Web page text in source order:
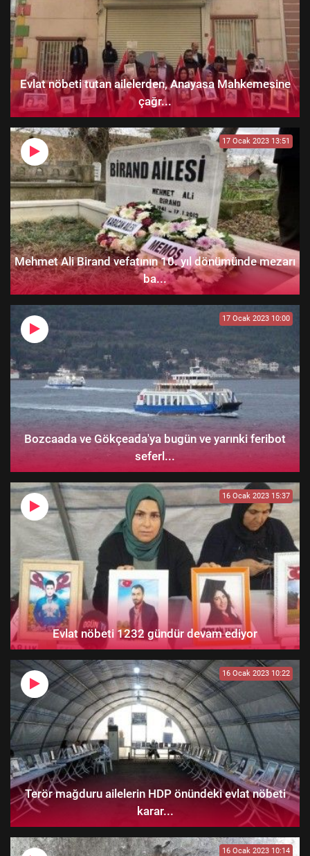
Evlat nöbeti tutan ailelerden, Anayasa Mahkemesine
çağr...
17 Ocak 2023 13:51
Mehmet Ali Birand vefatının 10. yıl dönümünde mezarı
ba...
17 Ocak 2023 10:00
Bozcaada ve Gökçeada'ya bugün ve yarınki feribot
seferl...
16 Ocak 2023 15:37
Evlat nöbeti 1232 gündür devam ediyor
16 Ocak 2023 10:22
Terör mağduru ailelerin HDP önündeki evlat nöbeti
karar...
16 Ocak 2023 10:14